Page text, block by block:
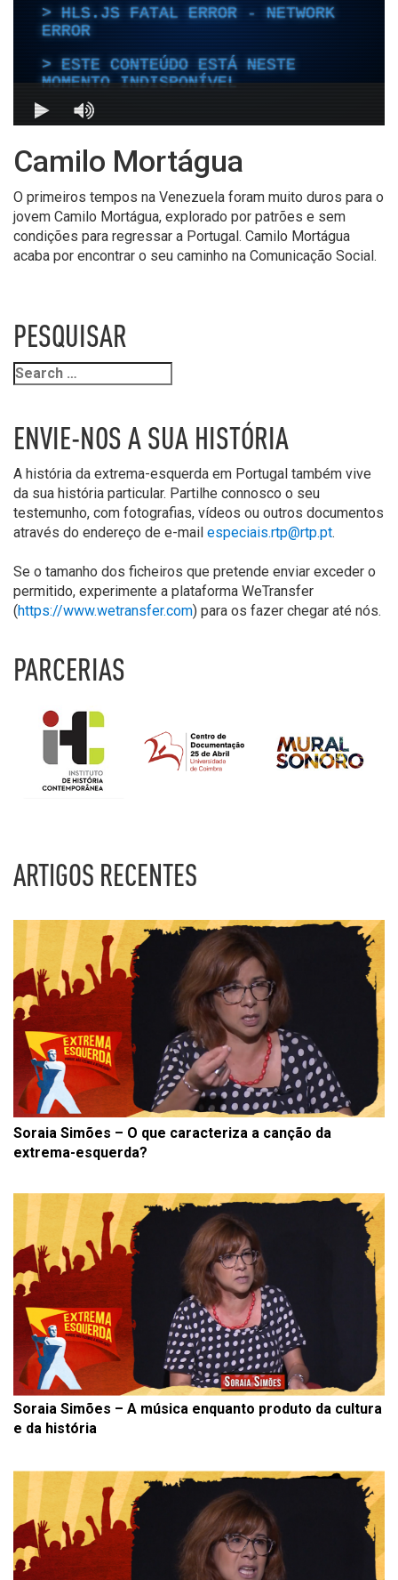
Camilo Mortágua
O primeiros tempos na Venezuela foram muito duros para o
jovem Camilo Mortágua, explorado por patrões e sem
condições para regressar a Portugal. Camilo Mortágua
acaba por encontrar o seu caminho na Comunicação Social.
PESQUISAR
ENVIE-NOS A SUA HISTÓRIA
A história da extrema-esquerda em Portugal também vive
da sua história particular. Partilhe connosco o seu
testemunho, com fotografias, vídeos ou outros documentos
através do endereço de e-mail especiais.rtp@rtp.pt.
Se o tamanho dos ficheiros que pretende enviar exceder o
permitido, experimente a plataforma WeTransfer
(https://www.wetransfer.com) para os fazer chegar até nós.
PARCERIAS
ARTIGOS RECENTES
Soraia Simões – O que caracteriza a canção da
extrema-esquerda?
Soraia Simões – A música enquanto produto da cultura
e da história